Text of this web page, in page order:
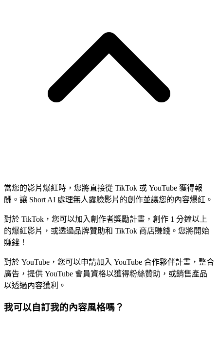
當您的影片爆紅時，您將直接從 TikTok 或 YouTube 獲得報
酬。讓 Short AI 處理無人露臉影片的創作並讓您的內容爆紅。
對於 TikTok，您可以加入創作者獎勵計畫，創作 1 分鐘以上
的爆紅影片，或透過品牌贊助和 TikTok 商店賺錢。您將開始
賺錢！
對於 YouTube，您可以申請加入 YouTube 合作夥伴計畫，整合
廣告，提供 YouTube 會員資格以獲得粉絲贊助，或銷售產品
以透過內容獲利。
我可以自訂我的內容風格嗎？